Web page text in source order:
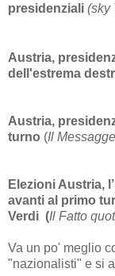
presidenziali (sky
Austria,
dell'estrema
Austria,
turno (Il
Elezioni Austria,
avanti al primo
Verdi (Il Fatto
Va un po' meglio
"nazionalisti" e si